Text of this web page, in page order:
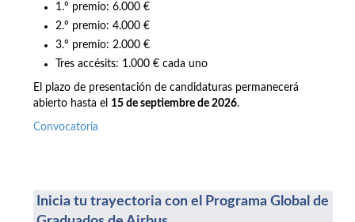
1.º premio: 6.000 €
2.º premio: 4.000 €
3.º premio: 2.000 €
Tres accésits: 1.000 € cada uno
El plazo de presentación de candidaturas permanecerá
abierto hasta el 15 de septiembre de 2026.
Convocatoria
Inicia tu trayectoria con el Programa Global de